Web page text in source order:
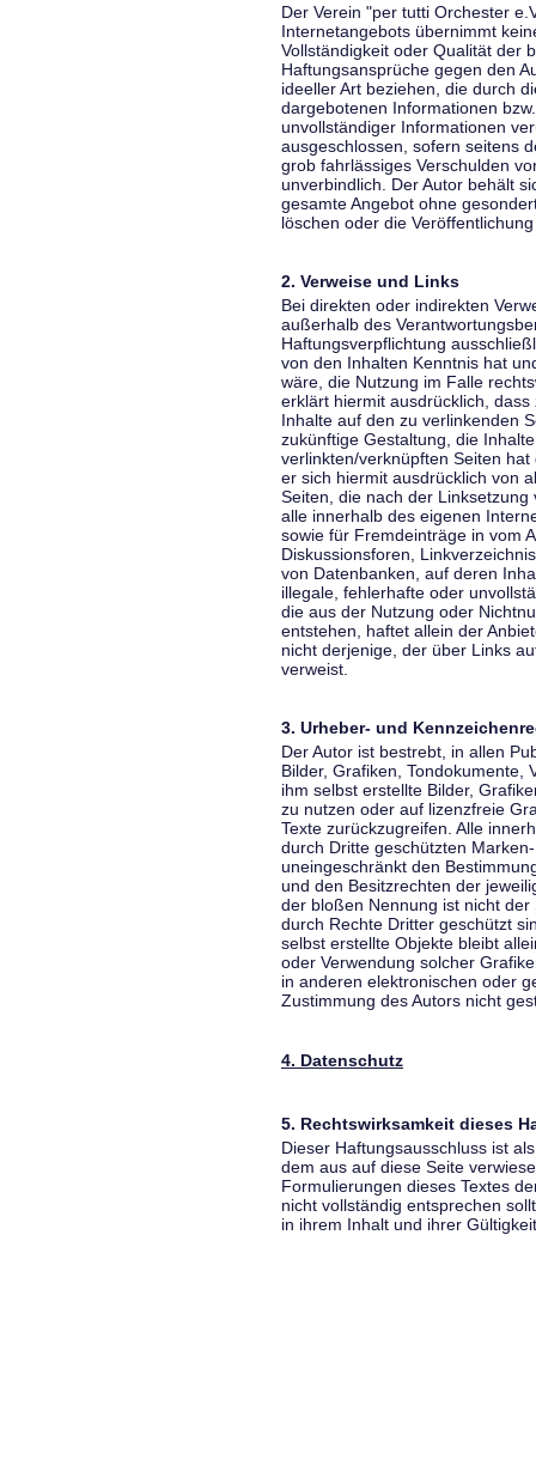
Der Verein "per tutti Orchester
Internetangebots übernimmt
Vollständigkeit oder Qualität der
Haftungsansprüche gegen den
ideeller Art beziehen, die durch
dargebotenen Informationen
unvollständiger Informationen
ausgeschlossen, sofern seitens
grob fahrlässiges Verschulden
unverbindlich. Der Autor behält
gesamte Angebot ohne
löschen oder die
2. Verweise und Links
Bei direkten oder indirekten
außerhalb des
Haftungsverpflichtung
von den Inhalten Kenntnis hat
wäre, die Nutzung im Falle
erklärt hiermit ausdrücklich,
Inhalte auf den zu verlinkenden
zukünftige Gestaltung, die
verlinkten/verknüpften Seiten
er sich hiermit ausdrücklich von
Seiten, die nach der
alle innerhalb des eigenen
sowie für Fremdeinträge in vom
Diskussionsforen,
von Datenbanken, auf deren
illegale, fehlerhafte oder
die aus der Nutzung oder
entstehen, haftet allein der
nicht derjenige, der über Links
verweist.
3. Urheber- und
Der Autor ist bestrebt, in allen
Bilder, Grafiken, Tondokumente,
ihm selbst erstellte Bilder,
zu nutzen oder auf lizenzfreie
Texte zurückzugreifen. Alle
durch Dritte geschützten
uneingeschränkt den
und den Besitzrechten der
der bloßen Nennung ist nicht
durch Rechte Dritter geschützt
selbst erstellte Objekte bleibt
oder Verwendung solcher
in anderen elektronischen oder
Zustimmung des Autors nicht
4. Datenschutz
5. Rechtswirksamkeit dieses
Dieser Haftungsausschluss ist
dem aus auf diese Seite
Formulierungen dieses Textes
nicht vollständig entsprechen
in ihrem Inhalt und ihrer